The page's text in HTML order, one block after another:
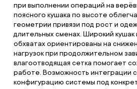
при выполнении операций на
поясного кушака по высоте
геометрии привязи под рост и
длительных сменах. Широкий кушак
обхватах ориентированы на
нагрузок при продолжительном
влагоотводящая сетка помогает
работе. Возможность интеграции
конфигурацию системы под